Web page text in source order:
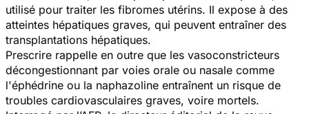
utilisé pour traiter les fibromes utérins. Il expose à des
atteintes hépatiques graves, qui peuvent entraîner des
transplantations hépatiques.
Prescrire rappelle en outre que les vasoconstricteurs
décongestionnant par voies orale ou nasale comme
l'éphédrine ou la naphazoline entraînent un risque de
troubles cardiovasculaires graves, voire mortels.